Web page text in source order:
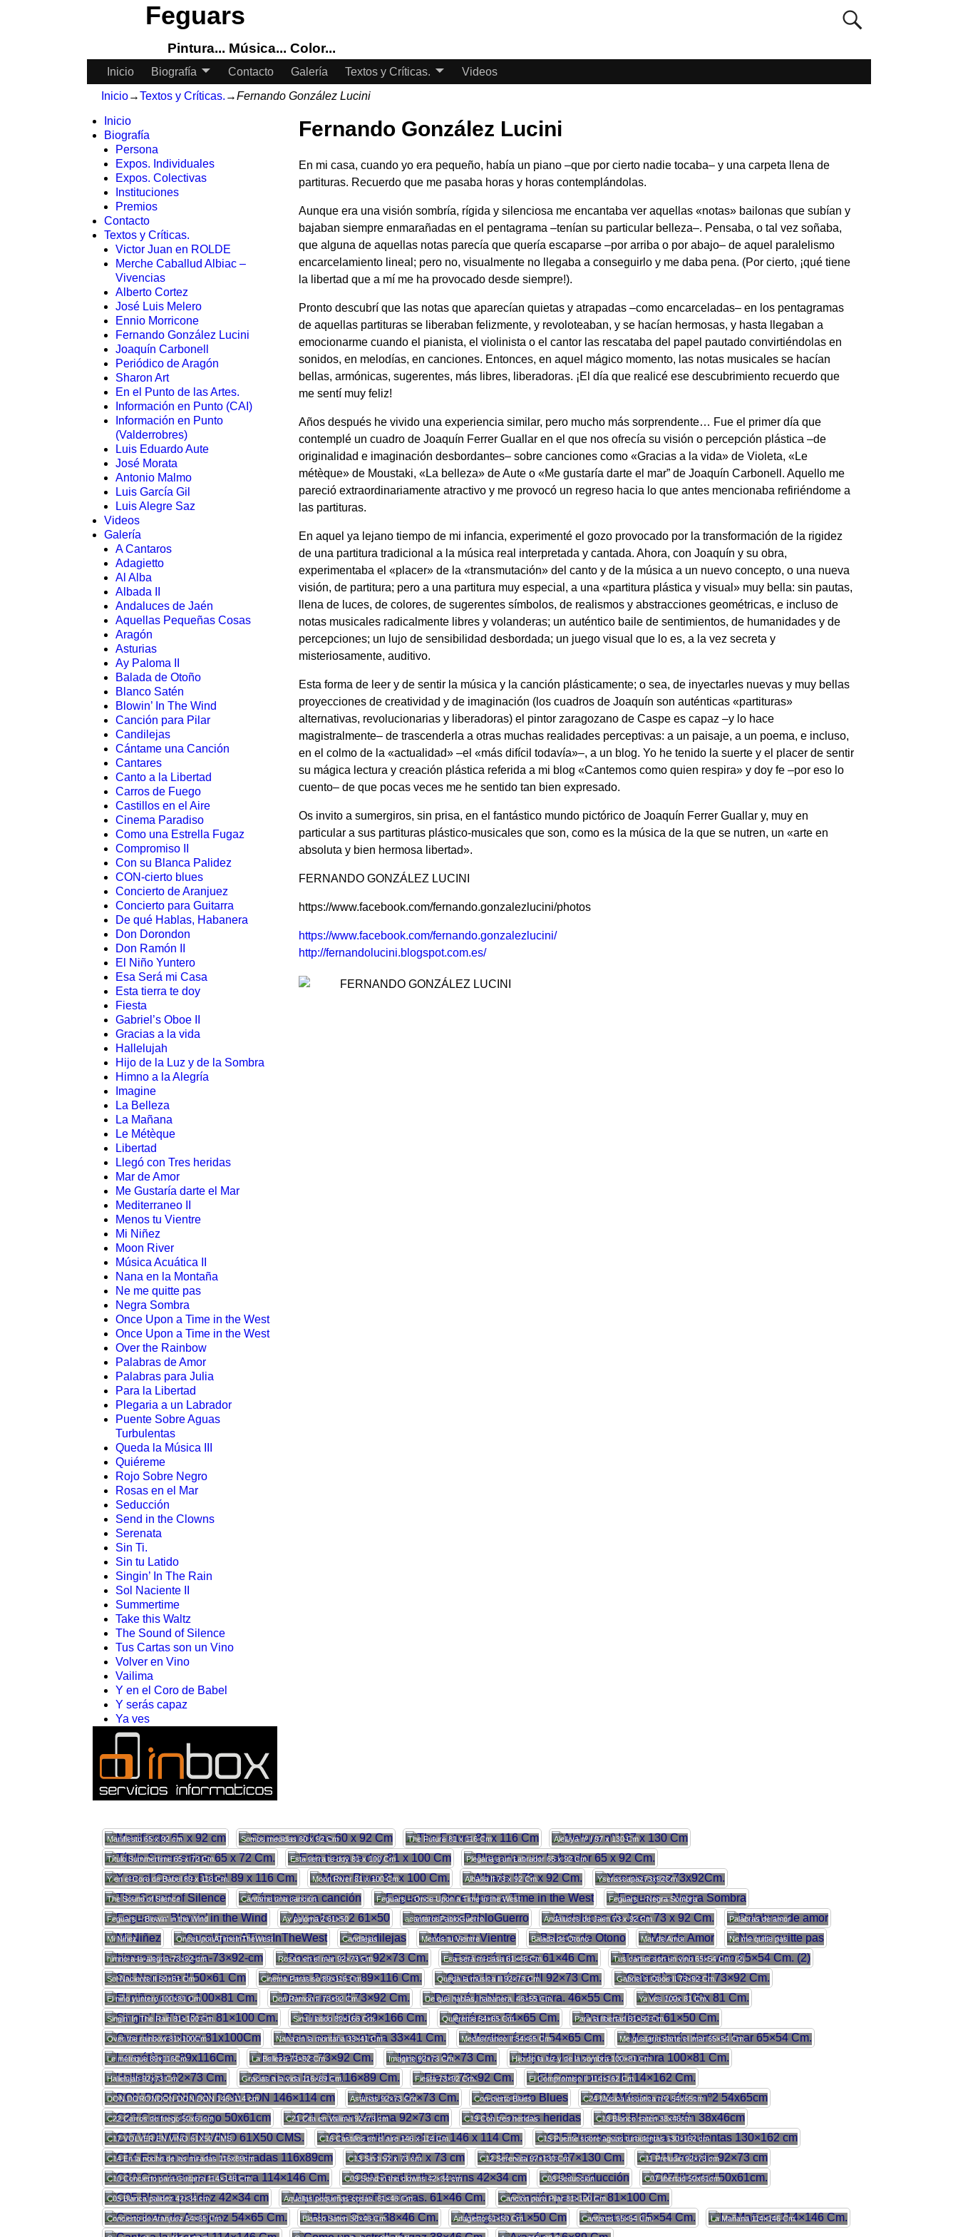
Feguars
Pintura... Música... Color...
Inicio Biografía Contacto Galería Textos y Críticas. Videos
Inicio→Textos y Críticas. →Fernando González Lucini
Fernando González Lucini
En mi casa, cuando yo era pequeño, había un piano –que por cierto nadie tocaba– y una carpeta llena de
partituras. Recuerdo que me pasaba horas y horas contemplándolas.
Aunque era una visión sombría, rígida y silenciosa me encantaba ver aquellas «notas» bailonas que subían y
bajaban siempre enmarañadas en el pentagrama –tenían su particular belleza–. Pensaba, o tal vez soñaba,
que alguna de aquellas notas parecía que quería escaparse –por arriba o por abajo– de aquel paralelismo
encarcelamiento lineal; pero no, visualmente no llegaba a conseguirlo y me daba pena. (Por cierto, ¡qué tiene
la libertad que a mí me ha provocado desde siempre!).
Pronto descubrí que las notas que aparecían quietas y atrapadas –como encarceladas– en los pentagramas
de aquellas partituras se liberaban felizmente, y revoloteaban, y se hacían hermosas, y hasta llegaban a
emocionarme cuando el pianista, el violinista o el cantor las rescataba del papel pautado convirtiéndolas en
sonidos, en melodías, en canciones. Entonces, en aquel mágico momento, las notas musicales se hacían
bellas, armónicas, sugerentes, más libres, liberadoras. ¡El día que realicé ese descubrimiento recuerdo que
me sentí muy feliz!
Años después he vivido una experiencia similar, pero mucho más sorprendente… Fue el primer día que
contemplé un cuadro de Joaquín Ferrer Guallar en el que nos ofrecía su visión o percepción plástica –de
originalidad e imaginación desbordantes– sobre canciones como «Gracias a la vida» de Violeta, «Le
métèque» de Moustaki, «La belleza» de Aute o «Me gustaría darte el mar” de Joaquín Carbonell. Aquello me
pareció extraordinariamente atractivo y me provocó un regreso hacia lo que antes mencionaba refiriéndome a
las partituras.
En aquel ya lejano tiempo de mi infancia, experimenté el gozo provocado por la transformación de la rigidez
de una partitura tradicional a la música real interpretada y cantada. Ahora, con Joaquín y su obra,
experimentaba el «placer» de la «transmutación» del canto y de la música a un nuevo concepto, o una nueva
visión, de partitura; pero a una partitura muy especial, a una «partitura plástica y visual» muy bella: sin pautas,
llena de luces, de colores, de sugerentes símbolos, de realismos y abstracciones geométricas, e incluso de
notas musicales radicalmente libres y volanderas; un auténtico baile de sentimientos, de humanidades y de
percepciones; un lujo de sensibilidad desbordada; un juego visual que lo es, a la vez secreta y
misteriosamente, auditivo.
Esta forma de leer y de sentir la música y la canción plásticamente; o sea, de inyectarles nuevas y muy bellas
proyecciones de creatividad y de imaginación (los cuadros de Joaquín son auténticas «partituras»
alternativas, revolucionarias y liberadoras) el pintor zaragozano de Caspe es capaz –y lo hace
magistralmente– de trascenderla a otras muchas realidades perceptivas: a un paisaje, a un poema, e incluso,
en el colmo de la «actualidad» –el «más difícil todavía»–, a un blog. Yo he tenido la suerte y el placer de sentir
su mágica lectura y creación plástica referida a mi blog «Cantemos como quien respira» y doy fe –por eso lo
cuento– de que pocas veces me he sentido tan bien expresado.
Os invito a sumergiros, sin prisa, en el fantástico mundo pictórico de Joaquín Ferrer Guallar y, muy en
particular a sus partituras plástico-musicales que son, como es la música de la que se nutren, un «arte en
absoluta y bien hermosa libertad».
FERNANDO GONZÁLEZ LUCINI
https://www.facebook.com/fernando.gonzalezlucini/photos
https://www.facebook.com/fernando.gonzalezlucini/
http://fernandolucini.blogspot.com.es/
Inicio
Biografía
Persona
Expos. Individuales
Expos. Colectivas
Instituciones
Premios
Contacto
Textos y Críticas.
Victor Juan en ROLDE
Merche Caballud Albiac –
Vivencias
Alberto Cortez
José Luis Melero
Ennio Morricone
Fernando González Lucini
Joaquín Carbonell
Periódico de Aragón
Sharon Art
En el Punto de las Artes.
Información en Punto (CAI)
Información en Punto
(Valderrobres)
Luis Eduardo Aute
José Morata
Antonio Malmo
Luis García Gil
Luis Alegre Saz
Videos
Galería
A Cantaros
Adagietto
Al Alba
Albada II
Andaluces de Jaén
Aquellas Pequeñas Cosas
Aragón
Asturias
Ay Paloma II
Balada de Otoño
Blanco Satén
Blowin’ In The Wind
Canción para Pilar
Candilejas
Cántame una Canción
Cantares
Canto a la Libertad
Carros de Fuego
Castillos en el Aire
Cinema Paradiso
Como una Estrella Fugaz
Compromiso II
Con su Blanca Palidez
CON-cierto blues
Concierto de Aranjuez
Concierto para Guitarra
De qué Hablas, Habanera
Don Dorondon
Don Ramón II
El Niño Yuntero
Esa Será mi Casa
Esta tierra te doy
Fiesta
Gabriel’s Oboe II
Gracias a la vida
Hallelujah
Hijo de la Luz y de la Sombra
Himno a la Alegría
Imagine
La Belleza
La Mañana
Le Métèque
Libertad
Llegó con Tres heridas
Mar de Amor
Me Gustaría darte el Mar
Mediterraneo II
Menos tu Vientre
Mi Niñez
Moon River
Música Acuática II
Nana en la Montaña
Ne me quitte pas
Negra Sombra
Once Upon a Time in the West
Once Upon a Time in the West
Over the Rainbow
Palabras de Amor
Palabras para Julia
Para la Libertad
Plegaria a un Labrador
Puente Sobre Aguas
Turbulentas
Queda la Música III
Quiéreme
Rojo Sobre Negro
Rosas en el Mar
Seducción
Send in the Clowns
Serenata
Sin Ti.
Sin tu Latido
Singin’ In The Rain
Sol Naciente II
Summertime
Take this Waltz
The Sound of Silence
Tus Cartas son un Vino
Volver en Vino
Vailima
Y en el Coro de Babel
Y serás capaz
Ya ves
Manifiesto 65 x 92 cm Somos medidas 60 x 92 Cm The Future 81 x 116 Cm Aleluya nº I 97 x 130 Cm
Título Summertime 65 x 72 Cm. Esta tierra te doy 81 x 100 Cm Plegaria a un Labrador 65 x 92 Cm.
Y en el Coro de Babel 89 x 116 Cm. Moon River 81 x 100 Cm. Albada II 73 x 92 Cm. Yserascapaz73x92Cm.
The Sound of Silence Cántame una canción Feguars – Once Upon a Time in the West Feguars – Negra Sombra
Feguars – Blowin’ in the Wind Ay paloma 2 61×50 acantarosPabloGuerro Andaluces de Jaen 73 x 92 Cm. Palabras de amor
Mi Niñez OnceUponATimeInTheWest Candilejas Menos tu Vientre Balada de Otono Mar de Amor Ne me quitte pas
himno-a-la-alegria-73×92-cm Rosas en el mar 92×73 Cm. Esa será mi casa 61×46 Cm. Tus cartas son un vino 65×54 Cm. (2)
Sol Naciente II 50×61 Cm Cinema Parasiso 89×116 Cm. Queda la música lll 92×73 Cm. Gabriel`s Oboe II 73×92 Cm.
El niño yuntero 100×81 Cm. Don Ramon II 73×92 Cm. De qué hablas, habanera. 46×55 Cm. Ya ves 100x 81 Cm.
Singin’ In The Rain 81×100 Cm. Sin tu latido 89×166 Cm. Quiéreme 54×65 Cm. Para la libertad 61×50 Cm.
Over the rainbow 81x100Cm Nana en la montaña 33×41 Cm. Mediterráneo II 54×65 Cm. Me gustaría darte el lmar 65×54 Cm.
Le métèque 89x116Cm. La Belleza 73×92 Cm. Imagine 92×73 Cm. Hijo de la luz y de la sombra 100×81 Cm.
Hallelujah 92×73 Cm. Gracias a la vida 116×89 Cm. Fiesta 73×92 Cm. El Compromiso II 114×162 Cm.
DON DORONDON DON DON 146×114 cm Asturias 92×73 Cm. Con-cierto Blues C24 Música acuática nº2 54x65cm
C22 Carros de fuego 50x61cm C21 Cita en Vailima 92×73 cm C19 Con tres heridas C18 Blanco satén 38x46cm
C17 VOLVER EN VINO 61X50 CMS. C16 Castillos en el aire 146 x 114 Cm. C15 Puente sobre aguas turbulentas 130×162 cm
C14 En la noche de las miradas 116x89cm C13 Sin ti 92 x 73 cm C12 Serenata 97×130 Cm. C11 Preludio 92×73 cm
C10 Concierto para Guitarra 114×146 Cm. C09 Send in the clowns 42×34 cm C08 Seducción C07 libertad 50x61cm.
C05 Blanca palidez 42×34 cm Aquellas pequeñas cosas. 61×46 Cm. Canción para Pilar 81×100 Cm.
Concierto de Aranjuez 54×65 Cm. Blanco Saten 38×46 Cm. Adagietto 61×50 Cm Cantares 65×54 Cm. La Mañana 114×146 Cm.